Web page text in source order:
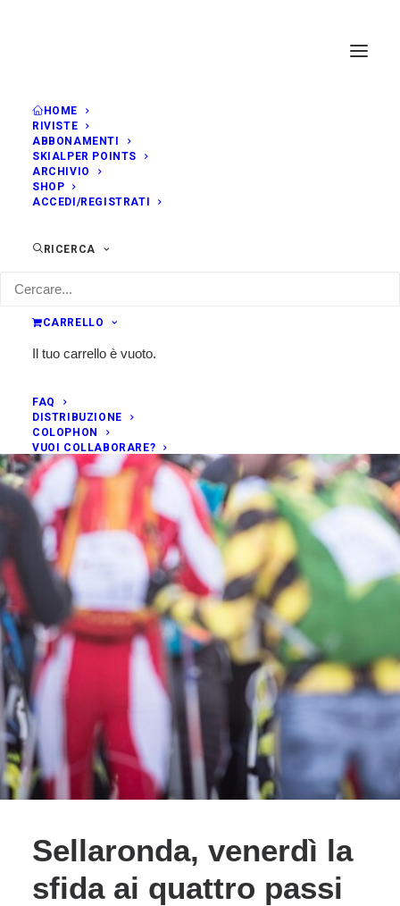
HOME
RIVISTE
ABBONAMENTI
SKIALPER POINTS
ARCHIVIO
SHOP
ACCEDI/REGISTRATI
RICERCA
CARRELLO
Il tuo carrello è vuoto.
FAQ
DISTRIBUZIONE
COLOPHON
VUOI COLLABORARE?
Sellaronda, venerdì la
sfida ai quattro passi